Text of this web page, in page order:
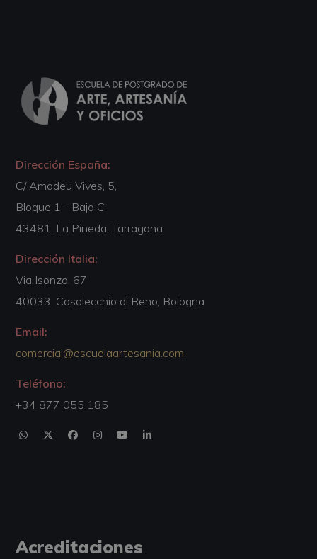
Dirección España:
C/ Amadeu Vives, 5,
Bloque 1 - Bajo C
43481, La Pineda, Tarragona
Dirección Italia:
Via Isonzo, 67
40033, Casalecchio di Reno, Bologna
Email:
comercial@escuelaartesania.com
Teléfono:
+34 877 055 185
Acreditaciones